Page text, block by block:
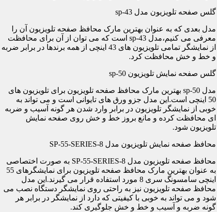
گلس صفحه تلویزیون مدل sp-43
مدل بعدی که به عنوان بهترین مارک محافظ صفحه تلویزیون آن را
معرفی می کنیم،مدل sp-43 است که می توان از آن برای محافظت
از نمایشگر تمامی تلویزیون های 43 اینچی از همه برندها در برابر ضربه
و خط و خش محافظت کرد.
گلس صفحه نمایش تلویزیون sp-50
مدل sp-50 بهترین مارک محافظ صفحه تلویزیون برای تلویزیون های
50 اینچی است.این مدل جزو ورق های تایوانی است و می تواند به
خوبی از نمایشگر تلویزیون در برابر وارد شدن هر گونه آسیب و ضربه
ای محافظت کرده و مانع بروز خط و خش روی صفحه نمایش
تلویزیون شود.
محافظ صفحه نمایش تلویزیون مدل SP-55-SERIES-8
محافظ صفحه تلویزیون مدل SP-55-SERIES-8 به صورت اختصاصی
به عنوان بهترین مارک محافظ صفحه تلویزیون برای نمایشگرهای 55
اینچی سامسونگ سری 8 مورد استفاده قرار می گیرند.این مدل
محافظ صفحه تلویزیون نیز به راحتی روی نمایشگر دستگاه نصب می
شود و می تواند به خوبی با کیفیتی که دارد از نمایشگر در برابر هر
گونه ضربه و آسیب و خط و خش جلوگیری کند.